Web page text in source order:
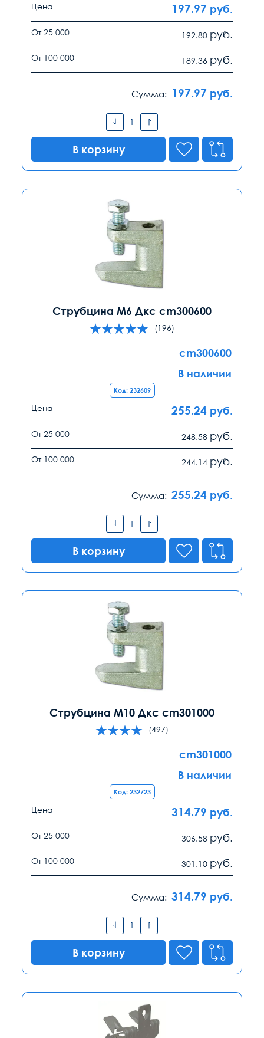
Цена 197.97 руб.
От 25 000 192.80 руб.
От 100 000 189.36 руб.
Сумма: 197.97 руб.
В корзину
Струбцина М6 Дкс cm300600
(196)
cm300600
В наличии
Код: 232609
Цена 255.24 руб.
От 25 000 248.58 руб.
От 100 000 244.14 руб.
Сумма: 255.24 руб.
В корзину
Струбцина М10 Дкс cm301000
(497)
cm301000
В наличии
Код: 232723
Цена 314.79 руб.
От 25 000 306.58 руб.
От 100 000 301.10 руб.
Сумма: 314.79 руб.
В корзину